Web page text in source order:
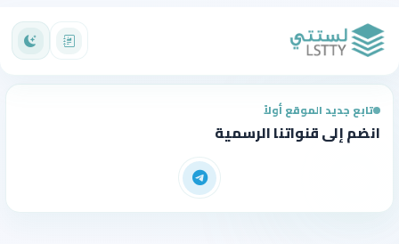
تابع جديد الموقع أولاً
انضم إلى قنواتنا الرسمية